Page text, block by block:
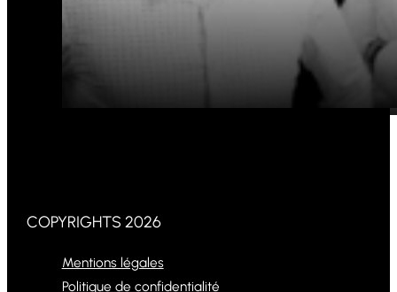
COPYRIGHTS 2026
Mentions légales
Politique de confidentialité